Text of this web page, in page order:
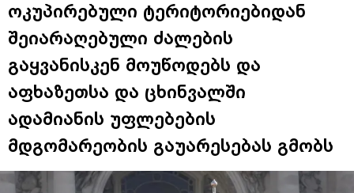
ოკუპირებული ტერიტორიებიდან
შეიარაღებული ძალების
გაყვანისკენ მოუწოდებს და
აფხაზეთსა და ცხინვალში
ადამიანის უფლებების
მდგომარეობის გაუარესებას გმობს